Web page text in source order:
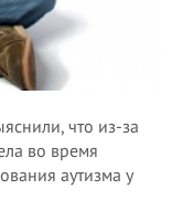
что из-за
во время
аутизма у